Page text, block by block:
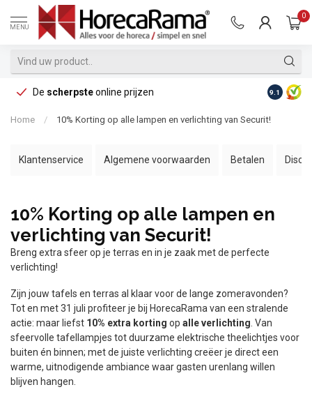
MENU
0
De scherpsteonline prijzen Op
9.1
Home / 10% Korting op alle lampen en verlichting van Securit!
Klantenservice Algemene voorwaarden Betalen
10% Korting op alle lampen en
verlichting van Securit!
Breng extra sfeer op je terras en in je zaak met de perfecte
verlichting!
Zijn jouw tafels en terras al klaar voor de lange zomeravonden?
Tot en met 31 juli profiteer je bij HorecaRama van een stralende
actie: maar liefst 10% extra korting op alle verlichting . Van
sfeervolle tafellampjes tot duurzame elektrische theelichtjes voor
buiten én binnen; met de juiste verlichting creëer je direct een
warme, uitnodigende ambiance waar gasten urenlang willen
blijven hangen.